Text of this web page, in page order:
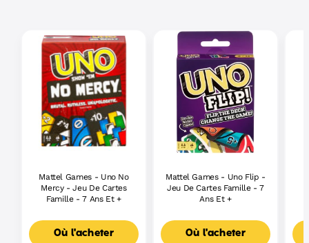
Mattel Games - Uno No
Mercy - Jeu De Cartes
Famille - 7 Ans Et +
Où l'acheter
Mattel Games - Uno Flip -
Jeu De Cartes Famille - 7
Ans Et +
Où l'acheter